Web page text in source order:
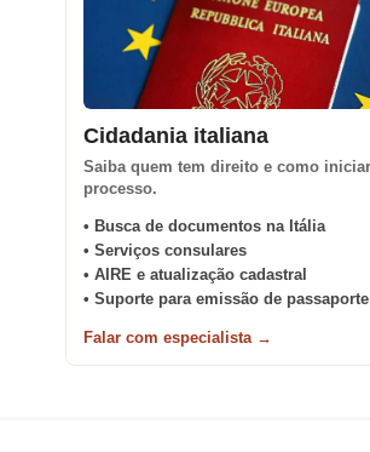
Cidadania italiana
Saiba quem tem direito e como
processo.
• Busca de documentos na Itália
• Serviços consulares
• AIRE e atualização cadastral
• Suporte para emissão de passaporte
Falar com especialista →